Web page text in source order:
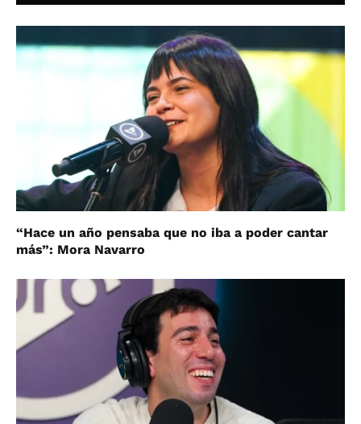
“Hace un año pensaba que no iba a poder cantar
más”: Mora Navarro